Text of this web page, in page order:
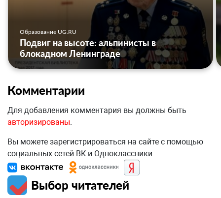
Образование UG.RU
Подвиг на высоте: альпинисты в
блокадном Ленинграде
Комментарии
Для добавления комментария вы должны быть
авторизированы.
Вы можете зарегистрироваться на сайте с помощью
социальных сетей ВК и Одноклассники
Выбор читателей